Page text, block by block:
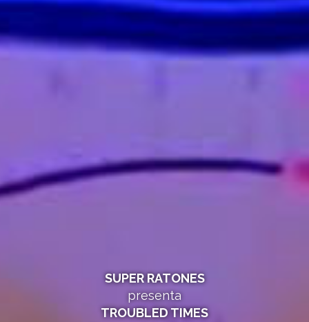
SUPER RATONES
presenta
TROUBLED TIMES